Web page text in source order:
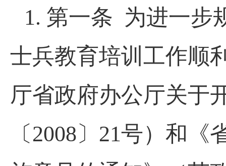
1. 第一条 为进一步
士兵教育培训工作顺
厅省政府办公厅关于
〔2008〕21号）和